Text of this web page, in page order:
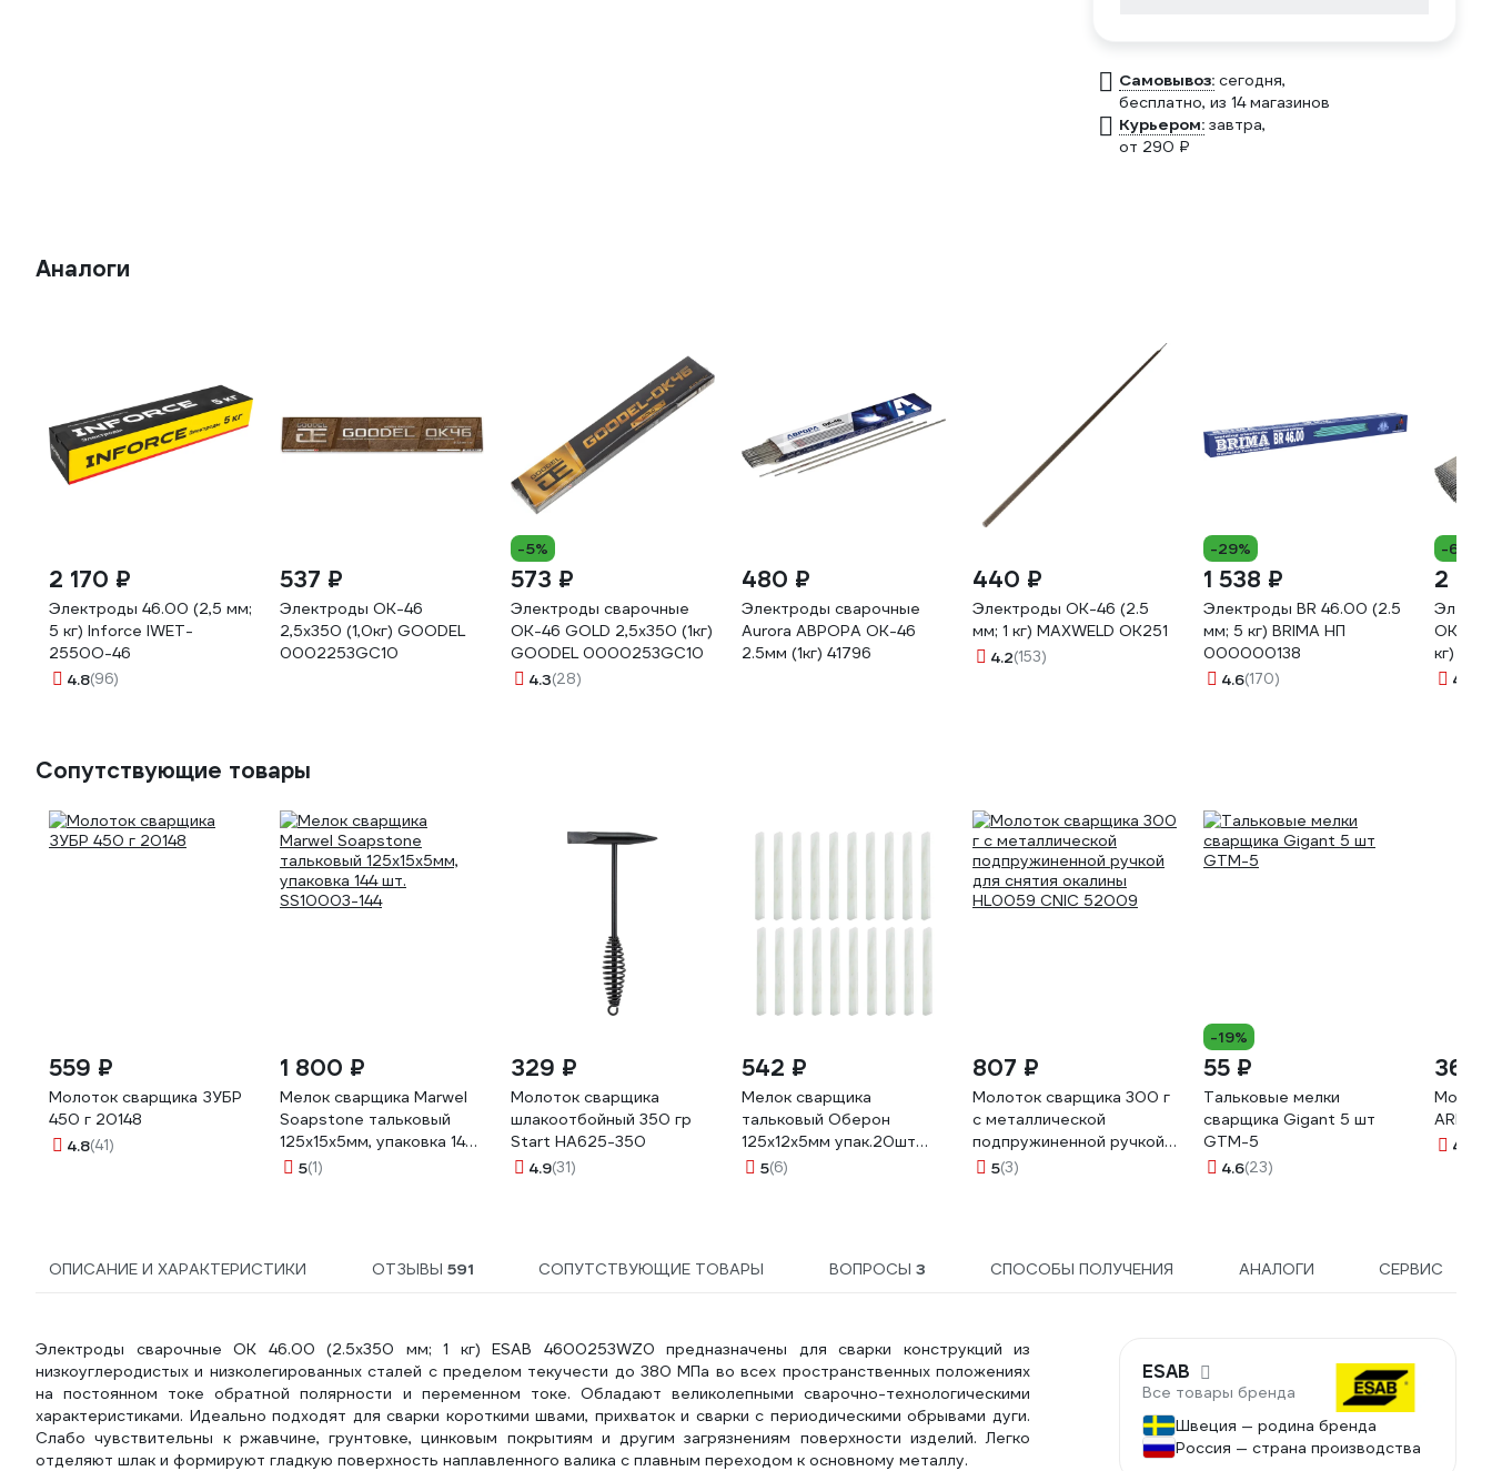
Самовывоз: сегодня,
бесплатно, из 14 магазинов
Курьером: завтра,
от 290 ₽
Аналоги
2 170 ₽
Электроды 46.00 (2,5 мм;
5 кг) Inforce IWET-
2550O-46
4.8(96)
537 ₽
Электроды ОК-46
2,5х350 (1,0кг) GOODEL
0002253GC10
-5%
573 ₽
Электроды сварочные
ОК-46 GOLD 2,5х350 (1кг)
GOODEL 0000253GC10
4.3(28)
480 ₽
Электроды сварочные
Aurora АВРОРА ОК-46
2.5мм (1кг) 41796
440 ₽
Электроды ОК-46 (2.5
мм; 1 кг) MAXWELD OK251
4.2(153)
-29%
1 538 ₽
Электроды BR 46.00 (2.5
мм; 5 кг) BRIMA НП
000000138
4.6(170)
-6%
2
OK
кг)
4.7
Сопутствующие товары
559 ₽
Молоток сварщика ЗУБР
450 г 20148
4.8(41)
1 800 ₽
Мелок сварщика Marwel
Soapstone тальковый
125x15x5мм, упаковка 144
шт. SS10003-144
5(1)
329 ₽
Молоток сварщика
шлакоотбойный 350 гр
Start HA625-350
4.9(31)
542 ₽
Мелок сварщика
тальковый Оберон
125x12x5мм упак.20шт
XLM1255.20
5(6)
807 ₽
Молоток сварщика 300 г
с металлической
подпружиненной ручкой
для снятия окалины
5(3)
-19%
55 ₽
Тальковые мелки
сварщика Gigant 5 шт
GTM-5
4.6(23)
368
ARMA
4.9
ОПИСАНИЕ И ХАРАКТЕРИСТИКИ ОТЗЫВЫ 591 СОПУТСТВУЮЩИЕ ТОВАРЫ ВОПРОСЫ 3 СПОСОБЫ ПОЛУЧЕНИЯ АНАЛОГИ СЕРВИС
Электроды сварочные OK 46.00 (2.5х350 мм; 1 кг) ESAB 4600253WZ0 предназначены для сварки конструкций из
низкоуглеродистых и низколегированных сталей с пределом текучести до 380 МПа во всех пространственных положениях
на постоянном токе обратной полярности и переменном токе. Обладают великолепными сварочно-технологическими
характеристиками. Идеально подходят для сварки короткими швами, прихваток и сварки с периодическими обрывами дуги.
Слабо чувствительны к ржавчине, грунтовке, цинковым покрытиям и другим загрязнениям поверхности изделий. Легко
отделяют шлак и формируют гладкую поверхность наплавленного валика с плавным переходом к основному металлу.
ESAB
Все товары бренда
Швеция — родина бренда
Россия — страна производства